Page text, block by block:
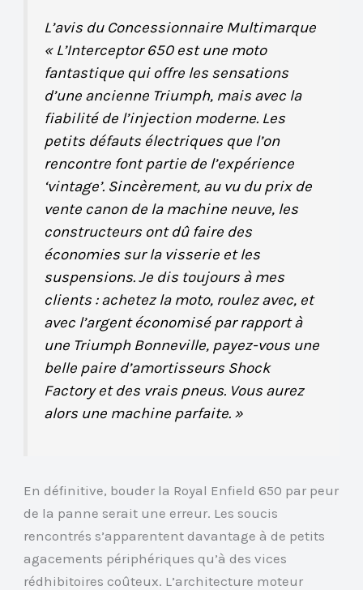
L’avis du Concessionnaire Multimarque
« L’Interceptor 650 est une moto
fantastique qui offre les sensations
d’une ancienne Triumph, mais avec la
fiabilité de l’injection moderne. Les
petits défauts électriques que l’on
rencontre font partie de l’expérience
‘vintage’. Sincèrement, au vu du prix de
vente canon de la machine neuve, les
constructeurs ont dû faire des
économies sur la visserie et les
suspensions. Je dis toujours à mes
clients : achetez la moto, roulez avec, et
avec l’argent économisé par rapport à
une Triumph Bonneville, payez-vous une
belle paire d’amortisseurs Shock
Factory et des vrais pneus. Vous aurez
alors une machine parfaite. »
En définitive, bouder la Royal Enfield 650 par peur
de la panne serait une erreur. Les soucis
rencontrés s’apparentent davantage à de petits
agacements périphériques qu’à des vices
rédhibitoires coûteux. L’architecture moteur